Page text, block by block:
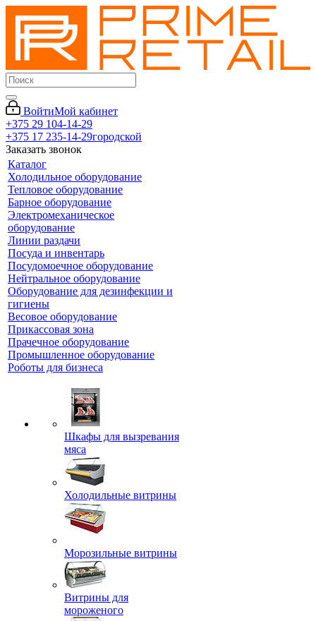
ВойтиМой кабинет
+375 29 104-14-29
+375 17 235-14-29городской
Заказать звонок
Каталог
Холодильное оборудование
Тепловое оборудование
Барное оборудование
Электромеханическое
оборудование
Линии раздачи
Посуда и инвентарь
Посудомоечное оборудование
Нейтральное оборудование
Оборудование для дезинфекции и
гигиены
Весовое оборудование
Прикассовая зона
Прачечное оборудование
Промышленное оборудование
Роботы для бизнеса
Шкафы для вызревания
мяса
Холодильные витрины
Морозильные витрины
Витрины для
мороженого